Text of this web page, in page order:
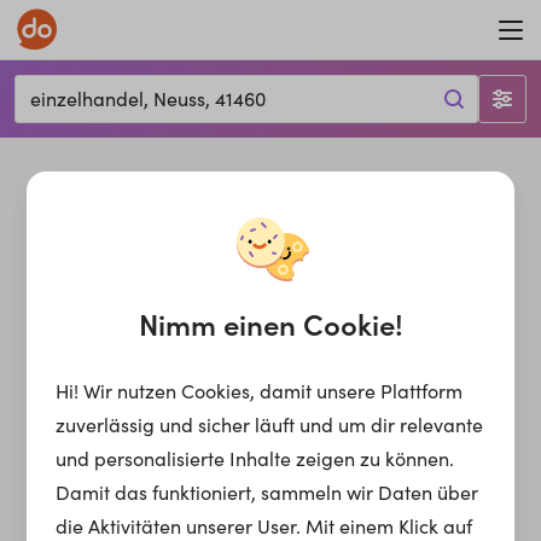
einzelhandel, Neuss, 41460
Nimm einen Cookie!
Hi! Wir nutzen Cookies, damit unsere Plattform
zuverlässig und sicher läuft und um dir relevante
und personalisierte Inhalte zeigen zu können.
Damit das funktioniert, sammeln wir Daten über
die Aktivitäten unserer User. Mit einem Klick auf